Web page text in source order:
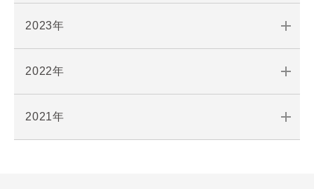
2023年
2022年
2021年